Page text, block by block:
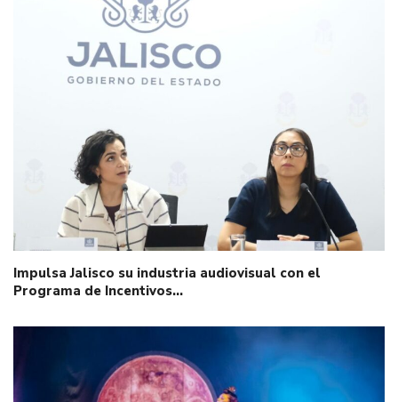
Impulsa Jalisco su industria audiovisual con el
Programa de Incentivos…